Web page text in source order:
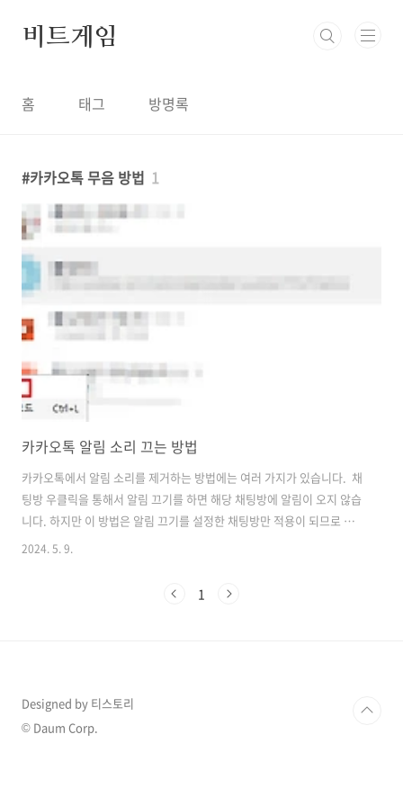
비트게임
홈 태그 방명록
카카오톡 무음 방법 1
카카오톡 알림 소리 끄는 방법
카카오톡에서 알림 소리를 제거하는 방법에는 여러 가지가 있습니다. 채
팅방 우클릭을 통해서 알림 끄기를 하면 해당 채팅방에 알림이 오지 않습
니다. 하지만 이 방법은 알림 끄기를 설정한 채팅방만 적용이 되므로 근
본적인 문제가 해결되지 않기 때문에 카카오톡 설정에서 알림 소리를 제
바일 모두 소리 알림을 제거하는 방법에 대해서 알아보도록 하겠습니다.
2024. 5. 9.
1
Designed by 티스토리
© Daum Corp.